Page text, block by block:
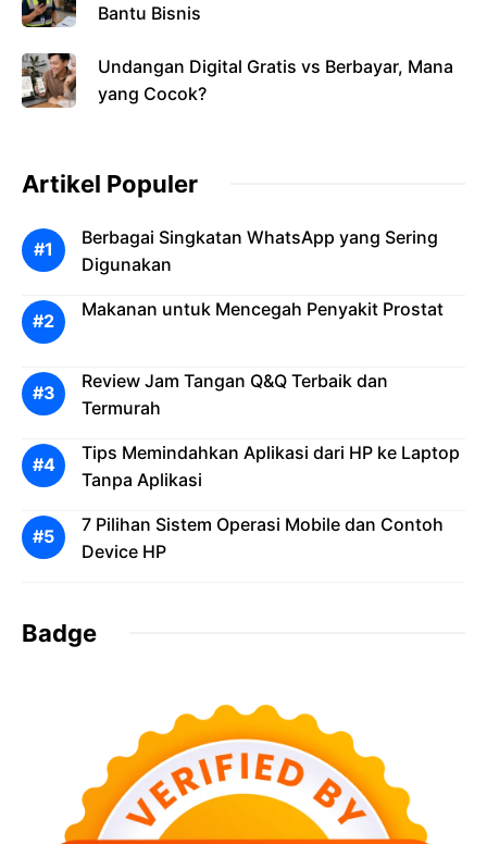
Bantu Bisnis
Undangan Digital Gratis vs Berbayar, Mana
yang Cocok?
Artikel Populer
Berbagai Singkatan WhatsApp yang Sering
Digunakan
Makanan untuk Mencegah Penyakit Prostat
Review Jam Tangan Q&Q Terbaik dan
Termurah
Tips Memindahkan Aplikasi dari HP ke Laptop
Tanpa Aplikasi
7 Pilihan Sistem Operasi Mobile dan Contoh
Device HP
Badge